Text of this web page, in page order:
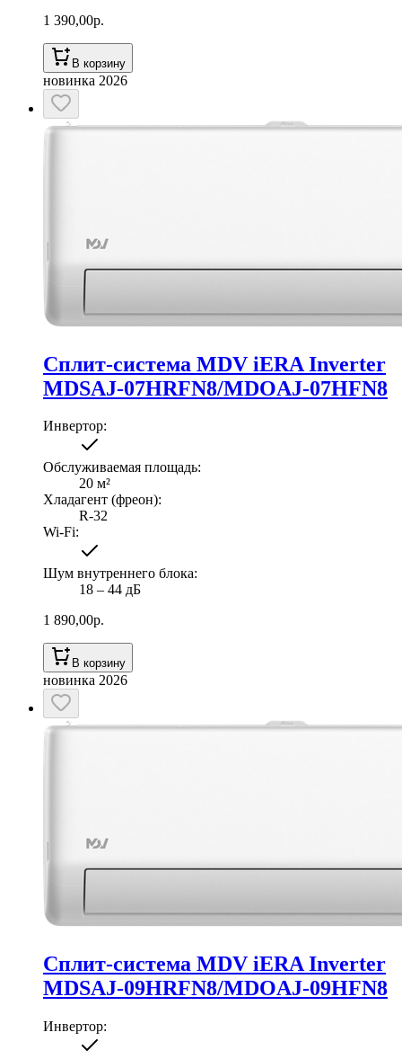
1 390,00р.
В корзину
новинка 2026
Сплит-система MDV iERA Inverter
MDSAJ-07HRFN8/MDOAJ-07HFN8
Инвертор:
Обслуживаемая площадь:
20 м²
Хладагент (фреон):
R-32
Wi-Fi:
Шум внутреннего блока:
18 ‒ 44 дБ
1 890,00р.
В корзину
новинка 2026
Сплит-система MDV iERA Inverter
MDSAJ-09HRFN8/MDOAJ-09HFN8
Инвертор: